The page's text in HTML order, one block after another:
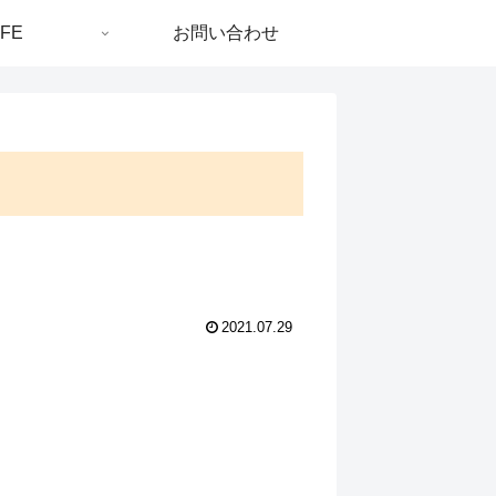
お問い合わせ
2021.07.29